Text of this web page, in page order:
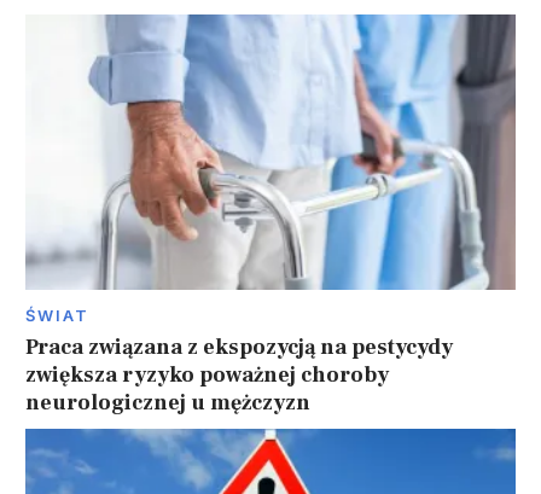
ŚWIAT
Praca związana z ekspozycją na pestycydy
zwiększa ryzyko poważnej choroby
neurologicznej u mężczyzn